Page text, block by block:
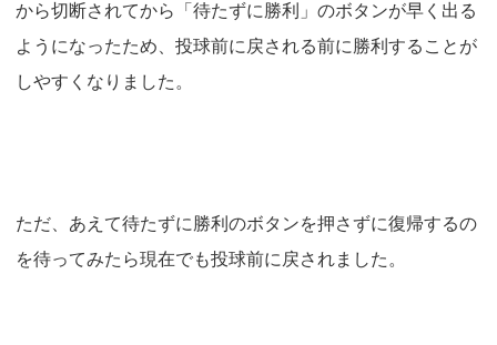
から切断されてから「待たずに勝利」のボタンが早く出る
ようになったため、投球前に戻される前に勝利することが
しやすくなりました。
ただ、あえて待たずに勝利のボタンを押さずに復帰するの
を待ってみたら現在でも投球前に戻されました。